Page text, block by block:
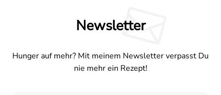
Newsletter
Hunger auf mehr? Mit meinem Newsletter verpasst Du
nie mehr ein Rezept!